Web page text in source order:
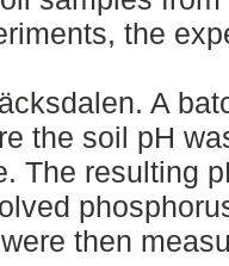
the
A
the soil pH
The resulting
then